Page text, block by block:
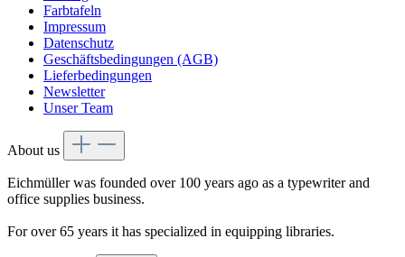
Farbtafeln
Impressum
Datenschutz
Geschäftsbedingungen (AGB)
Lieferbedingungen
Newsletter
Unser Team
About us
Eichmüller was founded over 100 years ago as a typewriter and
office supplies business.
For over 65 years it has specialized in equipping libraries.